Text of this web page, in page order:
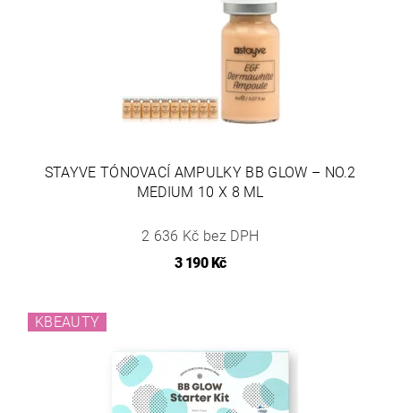
STAYVE TÓNOVACÍ AMPULKY BB GLOW – NO.2
MEDIUM 10 X 8 ML
2 636 Kč bez DPH
3 190 Kč
KBEAUTY